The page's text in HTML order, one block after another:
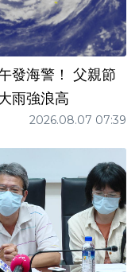
發海警！ 父親節
雨強浪高
2026.08.07 07:39